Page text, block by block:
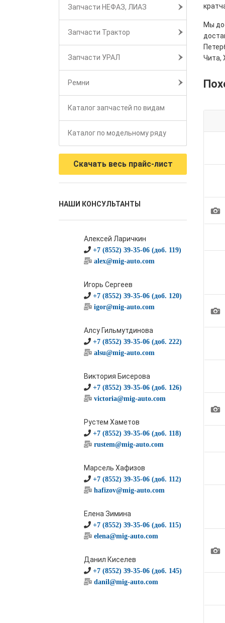
Запчасти НЕФАЗ, ЛИАЗ
Запчасти Трактор
Запчасти УРАЛ
Ремни
Каталог запчастей по видам
Каталог по модельному ряду
Скачать весь прайс-лист
НАШИ КОНСУЛЬТАНТЫ
Алексей Ларичкин
+7 (8552) 39-35-06 (доб. 119)
alex@mig-auto.com
Игорь Сергеев
+7 (8552) 39-35-06 (доб. 120)
igor@mig-auto.com
Алсу Гильмутдинова
+7 (8552) 39-35-06 (доб. 222)
alsu@mig-auto.com
Виктория Бисерова
+7 (8552) 39-35-06 (доб. 126)
victoria@mig-auto.com
Рустем Хаметов
+7 (8552) 39-35-06 (доб. 118)
rustem@mig-auto.com
Марсель Хафизов
+7 (8552) 39-35-06 (доб. 112)
hafizov@mig-auto.com
Елена Зимина
+7 (8552) 39-35-06 (доб. 115)
elena@mig-auto.com
Данил Киселев
+7 (8552) 39-35-06 (доб. 145)
danil@mig-auto.com
Мы
Чита,
1
1
1
1